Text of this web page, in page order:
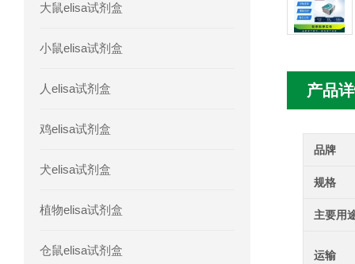
大鼠elisa试剂盒
小鼠elisa试剂盒
人elisa试剂盒
鸡elisa试剂盒
犬elisa试剂盒
植物elisa试剂盒
仓鼠elisa试剂盒
产品
品牌
规格
主要用
运输